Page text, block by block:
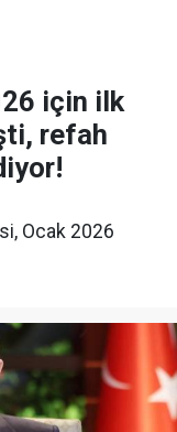
için ilk
refah
Ocak 2026